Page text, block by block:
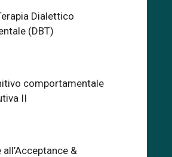
Dialettico
(DBT)
comportamentale
II
&